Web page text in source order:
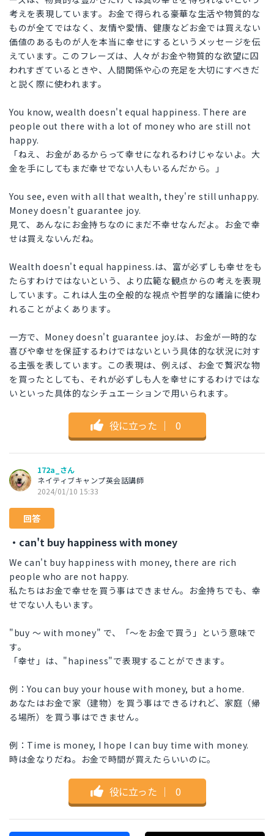
考えを表現しています。お金で得られる豪華な生活や物質的な
ものが全てではなく、友情や愛情、健康などお金では買えない
価値のあるものが人を本当に幸せにするというメッセージを伝
えています。このフレーズは、人々がお金や物質的な欲望に囚
われすぎているときや、人間関係や心の充足を大切にすべきだ
と説く際に使われます。
You know, wealth doesn't equal happiness. There are
people out there with a lot of money who are still not
happy.
「ねえ、お金があるからって幸せになれるわけじゃないよ。大
金を手にしてもまだ幸せでない人もいるんだから。」
You see, even with all that wealth, they're still unhappy.
Money doesn't guarantee joy.
見て、あんなにお金持ちなのにまだ不幸せなんだよ。お金で幸
せは買えないんだね。
Wealth doesn't equal happiness.は、富が必ずしも幸せをも
たらすわけではないという、より広範な観点からの考えを表現
しています。これは人生の全般的な視点や哲学的な議論に使わ
れることがよくあります。
一方で、Money doesn't guarantee joy.は、お金が一時的な
喜びや幸せを保証するわけではないという具体的な状況に対す
る主張を表しています。この表現は、例えば、お金で贅沢な物
を買ったとしても、それが必ずしも人を幸せにするわけではな
いといった具体的なシチュエーションで用いられます。
役に立った ｜ 0
172a_さん
ネイティブキャンプ英会話講師
2024/01/10 15:33
回答
・can't buy happiness with money
We can't buy happiness with money, there are rich
people who are not happy.
私たちはお金で幸せを買う事はできません。お金持ちでも、幸
せでない人もいます。
"buy ～ with money" で、「～をお金で買う」という意味で
す。
「幸せ」は、"hapiness"で表現することができます。
例：You can buy your house with money, but a home.
あなたはお金で家（建物）を買う事はできるけれど、家庭（帰
る場所）を買う事はできません。
例：Time is money, I hope I can buy time with money.
時は金なりだね。お金で時間が買えたらいいのに。
役に立った ｜ 0